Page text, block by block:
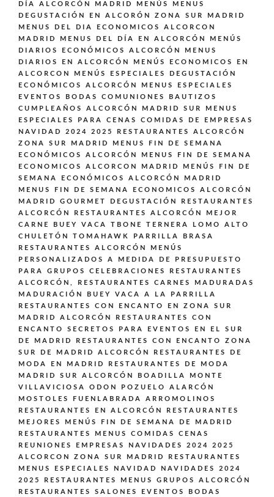
DÍA ALCORCÓN MADRID
MENÚS
MENUS
DEGUSTACIÓN EN ALCORÓN ZONA SUR MADRID
MENUS DEL DIA ECONOMICOS ALCORCON
MADRID
MENUS DEL DÍA EN ALCORCÓN
MENÚS
DIARIOS ECONÓMICOS ALCORCÓN
MENUS
DIARIOS EN ALCORCÓN
MENÚS ECONOMICOS EN
ALCORCON
MENÚS ESPECIALES DEGUSTACIÓN
ECONÓMICOS ALCORCÓN
MENUS ESPECIALES
EVENTOS BODAS COMUNIONES BAUTIZOS
CUMPLEAÑOS ALCORCÓN MADRID SUR
MENUS
ESPECIALES PARA CENAS COMIDAS DE EMPRESAS
NAVIDAD 2024 2025 RESTAURANTES ALCORCÓN
ZONA SUR MADRID
MENUS FIN DE SEMANA
ECONÓMICOS ALCORCÓN
MENUS FIN DE SEMANA
ECONOMICOS ALCORCON MADRID
MENÚS FIN DE
SEMANA ECONÓMICOS ALCORCÓN MADRID
MENUS FIN DE SEMANA ECONOMICOS ALCORCÓN
MADRID GOURMET DEGUSTACIÓN
RESTAURANTES
ALCORCÓN
RESTAURANTES ALCORCÓN MEJOR
CARNE BUEY VACA TBONE TERNERA LOMO ALTO
CHULETÓN TOMAHAWK PARRILLA BRASA
RESTAURANTES ALCORCÓN MENÚS
PERSONALIZADOS A MEDIDA DE PRESUPUESTO
PARA GRUPOS CELEBRACIONES
RESTAURANTES
ALCORCÓN,
RESTAURANTES CARNES MADURADAS
MADURACIÓN BUEY VACA A LA PARRILLA
RESTAURANTES CON ENCANTO EN ZONA SUR
MADRID ALCORCÓN
RESTAURANTES CON
ENCANTO SECRETOS PARA EVENTOS EN EL SUR
DE MADRID
RESTAURANTES CON ENCANTO ZONA
SUR DE MADRID ALCORCÓN
RESTAURANTES DE
MODA EN MADRID
RESTAURANTES DE MODA
MADRID SUR ALCORCÓN BOADILLA MONTE
VILLAVICIOSA ODON POZUELO ALARCÓN
MOSTOLES FUENLABRADA ARROMOLINOS
RESTAURANTES EN ALCORCÓN
RESTAURANTES
MEJORES MENÚS FIN DE SEMANA DE MADRID
RESTAURANTES MENUS COMIDAS CENAS
REUNIONES EMPRESAS NAVIDADES 2024 2025
ALCORCON ZONA SUR MADRID
RESTAURANTES
MENUS ESPECIALES NAVIDAD NAVIDADES 2024
2025
RESTAURANTES MENUS GRUPOS ALCORCÓN
RESTAURANTES SALONES EVENTOS BODAS